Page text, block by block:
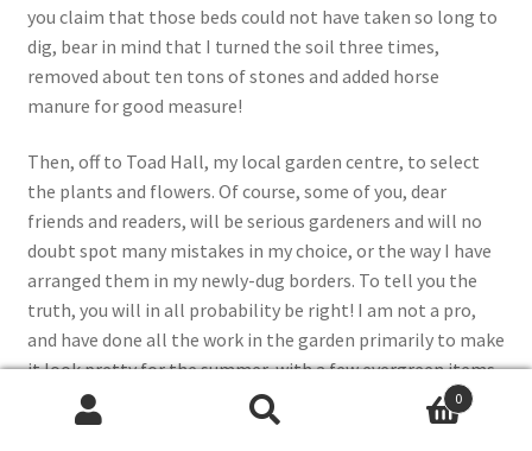
you claim that those beds could not have taken so long to
dig, bear in mind that I turned the soil three times,
removed about ten tons of stones and added horse
manure for good measure!
Then, off to Toad Hall, my local garden centre, to select
the plants and flowers. Of course, some of you, dear
friends and readers, will be serious gardeners and will no
doubt spot many mistakes in my choice, or the way I have
arranged them in my newly-dug borders. To tell you the
truth, you will in all probability be right! I am not a pro,
and have done all the work in the garden primarily to make
it look pretty for the summer, with a few evergreen items
to add colour all year round. Which explains my choice of
plants: I picked them not only because I liked the look of
0